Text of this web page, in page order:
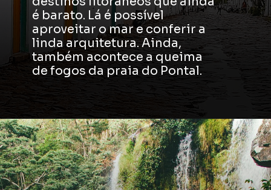
é barato. Lá é possível
aproveitar o mar e conferir a
linda arquitetura. Ainda,
também acontece a queima
de fogos da praia do Pontal.